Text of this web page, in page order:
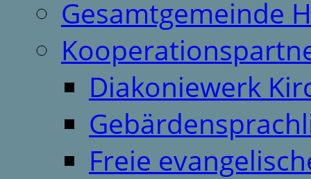
Gesamtgemeinde
Diakoniewerk
Freie